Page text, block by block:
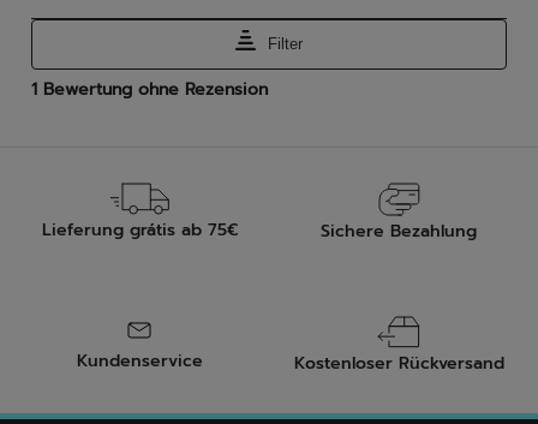
Lieferung grátis ab 75€ Sichere Bezahlung
Kundenservice Kostenloser Rückversand